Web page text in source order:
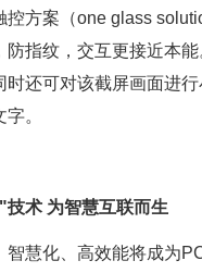
控方案（one glass
防指纹，交互更接近本
时还可对该截屏画面进
。
术 为智慧互联而生
智慧化、高效能将成为